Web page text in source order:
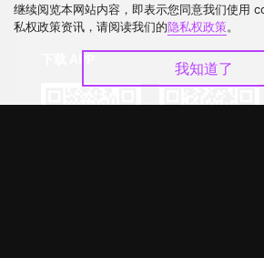
继续阅览本网站内容，即表示您同意我们使用
私权政策资讯，请阅读我们的隐私权政策。
我知道了